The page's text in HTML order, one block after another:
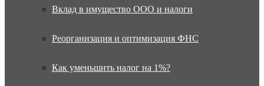
Вклад в имущество ООО и налоги
Реорганизация и оптимизация ФНС
Как уменьшить налог на 1%?